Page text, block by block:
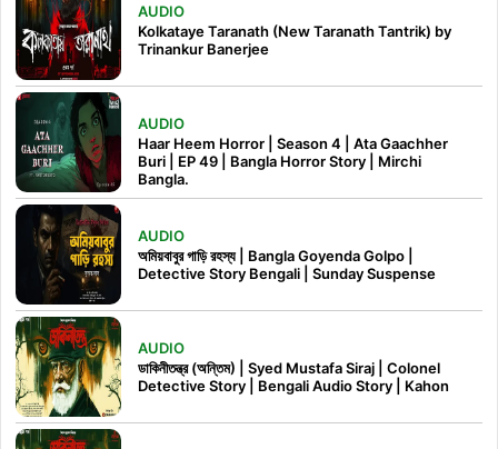
AUDIO
Kolkataye Taranath (New Taranath Tantrik) by
Trinankur Banerjee
AUDIO
Haar Heem Horror | Season 4 | Ata Gaachher
Buri | EP 49 | Bangla Horror Story | Mirchi
Bangla.
AUDIO
অমিয়বাবুর গাড়ি রহস্য | Bangla Goyenda Golpo |
Detective Story Bengali | Sunday Suspense
AUDIO
ডাকিনীতন্ত্র (অন্তিম) | Syed Mustafa Siraj | Colonel
Detective Story | Bengali Audio Story | Kahon